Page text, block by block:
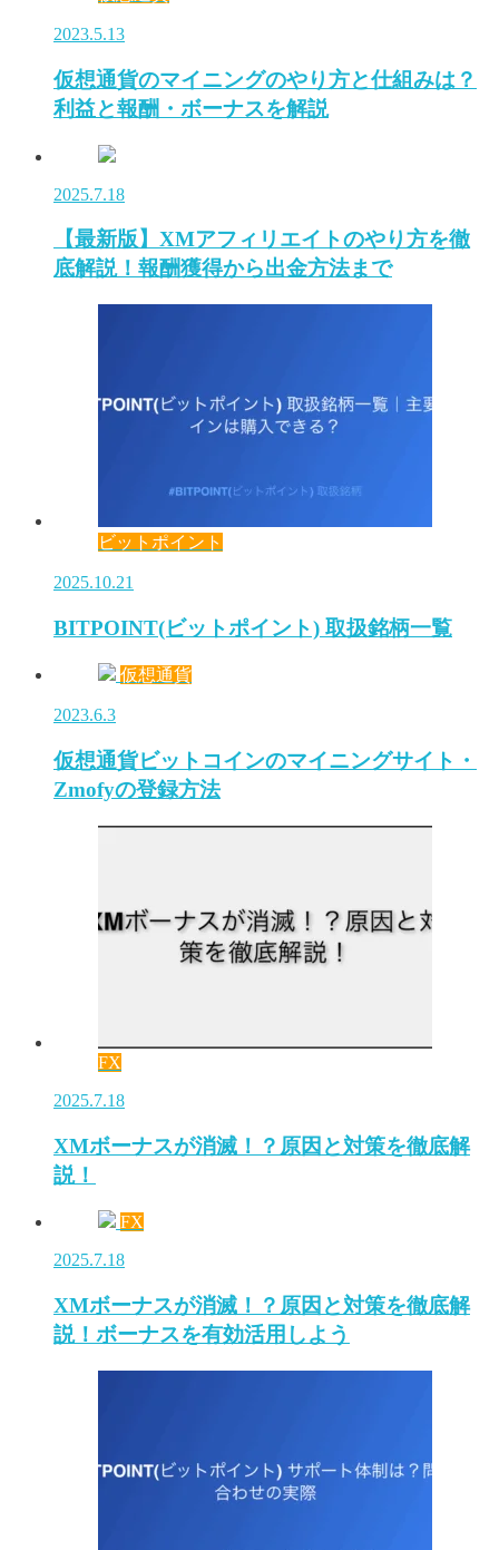
2023.5.13
仮想通貨のマイニングのやり方と仕組みは？
利益と報酬・ボーナスを解説
2025.7.18
【最新版】XMアフィリエイトのやり方を徹
底解説！報酬獲得から出金方法まで
ビットポイント
2025.10.21
BITPOINT(ビットポイント) 取扱銘柄一覧
仮想通貨
2023.6.3
仮想通貨ビットコインのマイニングサイト・
Zmofyの登録方法
FX
2025.7.18
XMボーナスが消滅！？原因と対策を徹底解
説！
FX
2025.7.18
XMボーナスが消滅！？原因と対策を徹底解
説！ボーナスを有効活用しよう